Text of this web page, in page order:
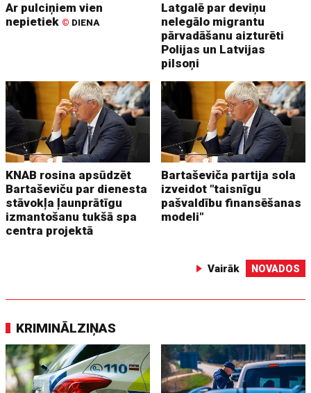
Ar pulciņiem vien
nepietiek © DIENA
Latgalē par deviņu
nelegālo migrantu
pārvadāšanu aizturēti
Polijas un Latvijas
pilsoņi
KNAB rosina apsūdzēt
Bartaševiču par dienesta
stāvokļa ļaunprātīgu
izmantošanu tukšā spa
centra projektā
Bartaševiča partija sola
izveidot "taisnīgu
pašvaldību finansēšanas
modeli"
Vairāk NOVADOS
KRIMINĀLZIŅAS